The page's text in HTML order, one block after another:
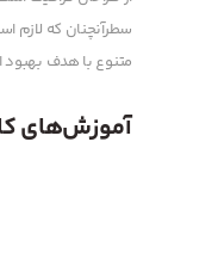
سطرآنچنان که لازم
متنوع با هدف بهبود
آموزش‌های